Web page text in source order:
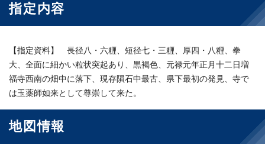
指定内容
【指定資料】 長径八・六糎、短径七・三糎、厚四・八糎、拳
大、全面に細かい粒状突起あり、黒褐色、元禄元年正月十二日増
福寺西南の畑中に落下、現存隕石中最古、県下最初の発見、寺で
は玉薬師如来として尊崇して来た。
地図情報